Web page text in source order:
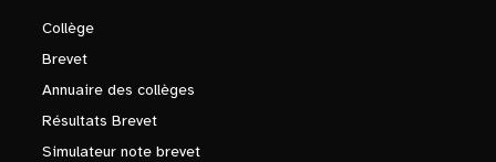
Collège
Brevet
Annuaire des collèges
Résultats Brevet
Simulateur note brevet